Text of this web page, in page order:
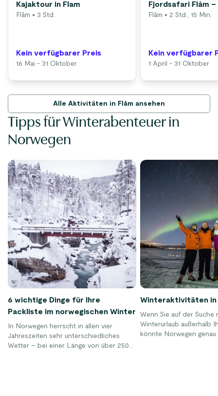
Kajaktour in Flam
Flåm • 3 Std.
Kein verfügbarer Preis
16 Mai - 31 Oktober
Fjordsafari Flåm –
Flåm • 2 Std., 15 Min.
Kein verfügbarer
1 April - 31 Oktober
Alle Aktivitäten in Flåm ansehen
Tipps für Winterabenteuer in
Norwegen
6 wichtige Dinge für Ihre
Packliste im norwegischen Winter
In Norwegen herrscht in allen vier
Jahreszeiten sehr unterschiedliches
Wetter – bei einer Länge von über 2500
Winteraktivitäten in
Wenn Sie auf der Suche
Winterurlaub außerhalb
könnte Norwegen